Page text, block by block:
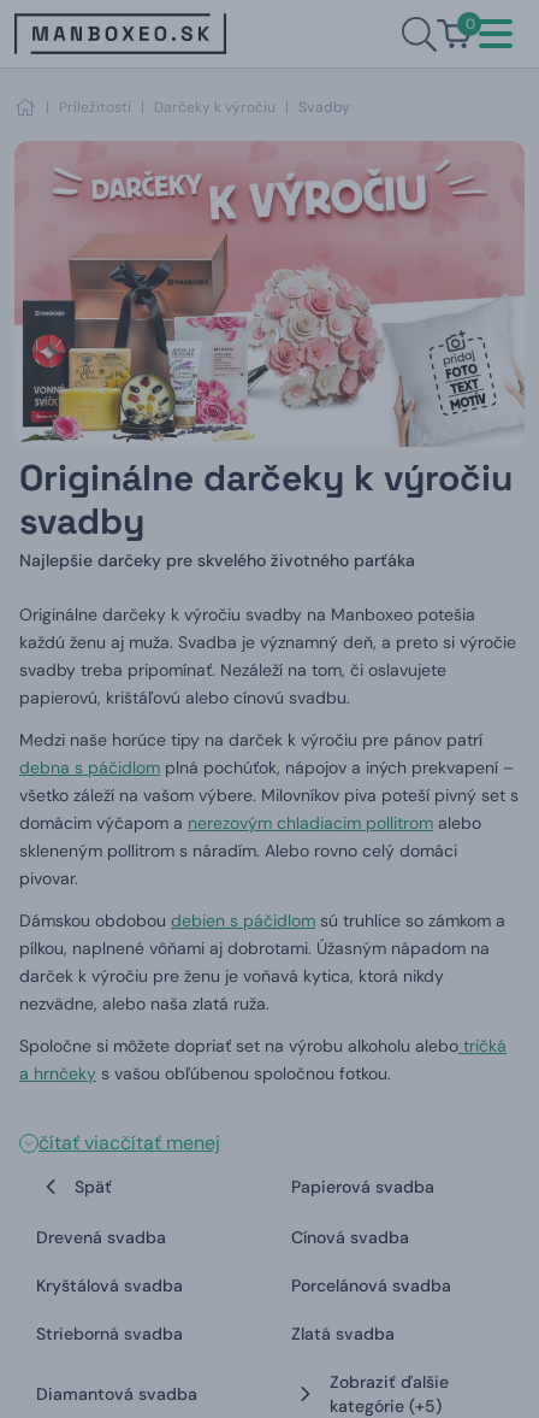
0
| Príležitosti | Darčeky k výročiu | Svadby
Originálne darčeky k výročiu
svadby
Najlepšie darčeky pre skvelého životného parťáka
Originálne darčeky k výročiu svadby na Manboxeo potešia
každú ženu aj muža. Svadba je významný deň, a preto si výročie
svadby treba pripomínať. Nezáleží na tom, či oslavujete
papierovú, krištáľovú alebo cínovú svadbu.
Medzi naše horúce tipy na darček k výročiu pre pánov patrí
debna s páčidlom plná pochúťok, nápojov a iných prekvapení –
všetko záleží na vašom výbere. Milovníkov piva poteší pivný set s
domácim výčapom a nerezovým chladiacim pollitrom alebo
skleneným pollitrom s náradím. Alebo rovno celý domáci
pivovar.
Dámskou obdobou debien s páčidlom sú truhlice so zámkom a
pílkou, naplnené vôňami aj dobrotami. Úžasným nápadom na
darček k výročiu pre ženu je voňavá kytica, ktorá nikdy
nezvädne, alebo naša zlatá ruža.
Spoločne si môžete dopriať set na výrobu alkoholu alebo tričká
a hrnčeky s vašou obľúbenou spoločnou fotkou.
čítať viacčítať menej
Späť Papierová svadba
Drevená svadba Cínová svadba
Kryštálová svadba Porcelánová svadba
Strieborná svadba Zlatá svadba
Diamantová svadba
Zobraziť ďalšie
kategórie (+5)